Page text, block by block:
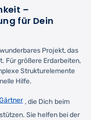
–
für Dein
Projekt, das
Für größere Erdarbeiten,
Strukturelemente
Hilfe.
, die Dich beim
Sie helfen bei der